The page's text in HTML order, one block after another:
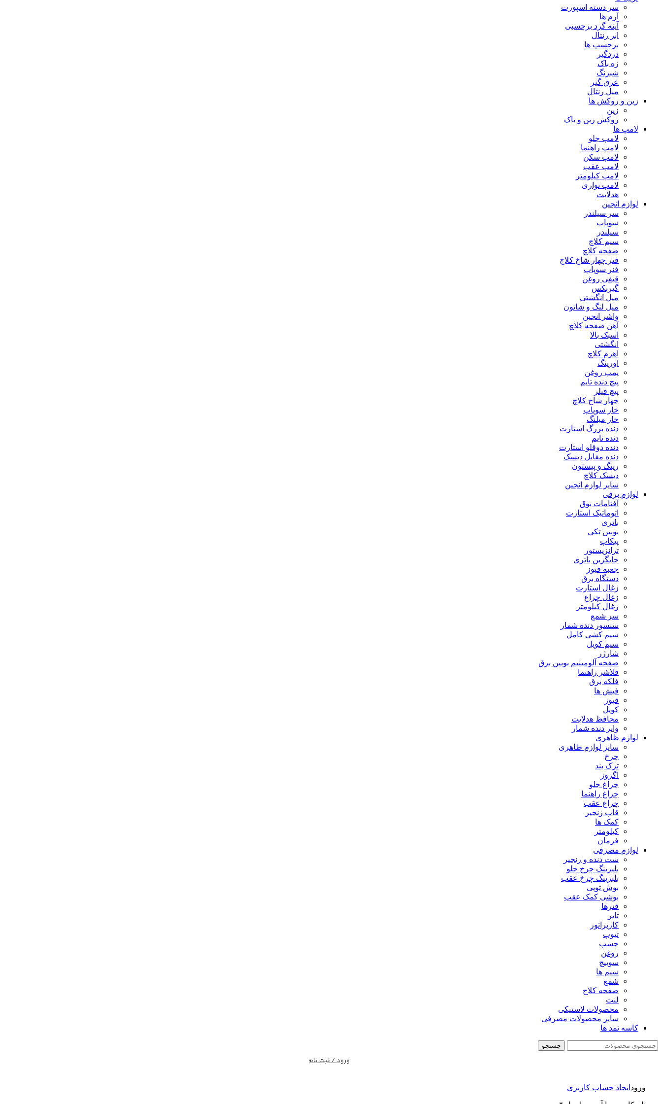
سر دسته اسپورت
آرم ها
آینه گرد برچسبی
ابر رنتال
برچسب ها
دزدگیر
زه باک
شبرنگ
عرق گیر
میل رنتال
زین و روکش ها
زین
روکش زین و باک
لامپ ها
لامپ جلو
لامپ راهنما
لامپ سکن
لامپ عقب
لامپ کیلومتر
لامپ نواری
هدلایت
لوازم انجین
سر سیلندر
سوپاپ
سیلندر
سیم کلاچ
صفحه کلاچ
فنر چهار شاخ کلاچ
فنر سوپاپ
قیفی روغن
گیربکس
میل انگشتی
میل لنگ و شاتون
واشر انجین
آهن صفحه کلاچ
اسبک بالا
انگشتی
اهرم کلاچ
اورینگ
پمپ روغن
پیچ دنده تایم
پیچ فیلر
چهار شاخ کلاچ
خار سوپاپ
خار میلنگ
دنده بزرگ استارت
دنده تایم
دنده دوقلو استارت
دنده مقابل دیسک
رینگ و پیستون
دیسک کلاچ
سایر لوازم انجین
لوازم برقی
آفتامات بوق
اتوماتیک استارت
باتری
بوبین تکی
پیکاپ
ترانزیستور
جایگزین باتری
جعبه فیوز
دستگاه برق
زغال استارت
زغال چراغ
زغال کیلومتر
سر شمع
سنسور دنده شمار
سیم کشی کامل
سیم کویل
شارژر
صفحه آلومینیم بوبین برق
فلاشر راهنما
فلکه برق
فیش ها
فیوز
کویل
محافظ هدلایت
وایر دنده شمار
لوازم ظاهری
سایر لوازم ظاهری
چرخ
ترک بند
اگزوز
چراغ جلو
چراغ راهنما
چراغ عقب
قاب زنجیر
کمک ها
کیلومتر
فرمان
لوازم مصرفی
ست دنده و زنجیر
بلبرینگ چرخ جلو
بلبرینگ چرخ عقب
بوش توپی
بوشی کمک عقب
فنرها
تایر
کاربراتور
تیوپ
چسب
روغن
سوییچ
سیم ها
شمع
صفحه کلاج
لنت
محصولات لاستیکی
سایر محصولات مصرفی
کاسه نمد ها
جستجو
ورود / ثبت نام
ورود ایجاد حساب کاربری